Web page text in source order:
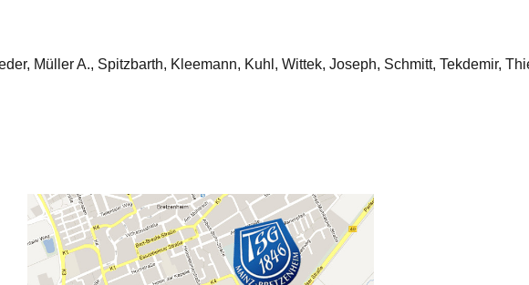
Müller A., Spitzbarth, Kleemann, Kuhl, Wittek, Joseph, Schmitt, Tekdemir,